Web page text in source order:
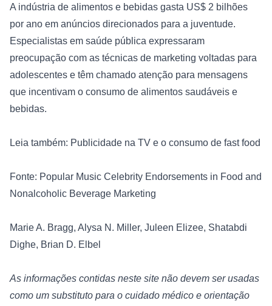
A indústria de alimentos e bebidas gasta US$ 2 bilhões
por ano em anúncios direcionados para a juventude.
Especialistas em saúde pública expressaram
preocupação com as técnicas de marketing voltadas para
adolescentes e têm chamado atenção para mensagens
que incentivam o consumo de alimentos saudáveis ​​e
bebidas.
Leia também: Publicidade na TV e o consumo de fast food
Fonte: Popular Music Celebrity Endorsements in Food and
Nonalcoholic Beverage Marketing
Marie A. Bragg, Alysa N. Miller, Juleen Elizee, Shatabdi
Dighe, Brian D. Elbel
As informações contidas neste site não devem ser usadas
como um substituto para o cuidado médico e orientação